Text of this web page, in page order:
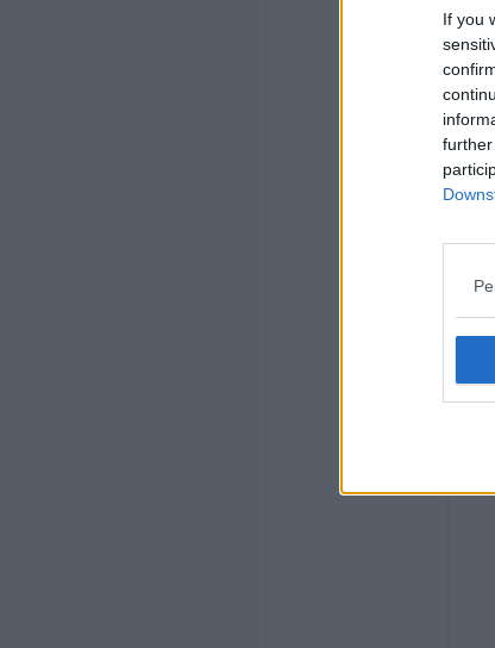
If you